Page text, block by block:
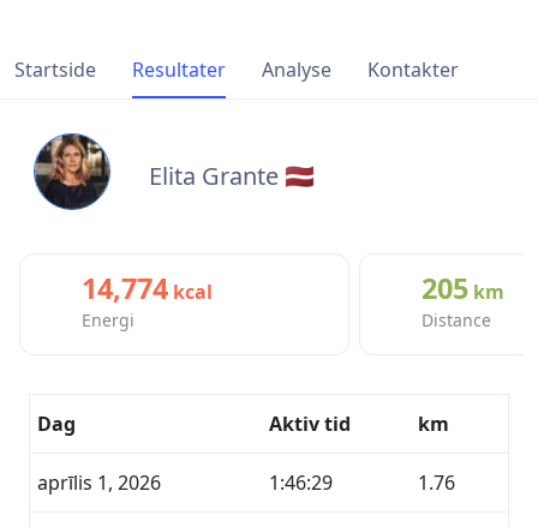
Startside Resultater Analyse Kontakter
Elita Grante 🇱🇻
14,774 kcal
Energi
205km
Distance
Dag Aktiv tid km
aprīlis 1, 2026 1:46:29 1.76